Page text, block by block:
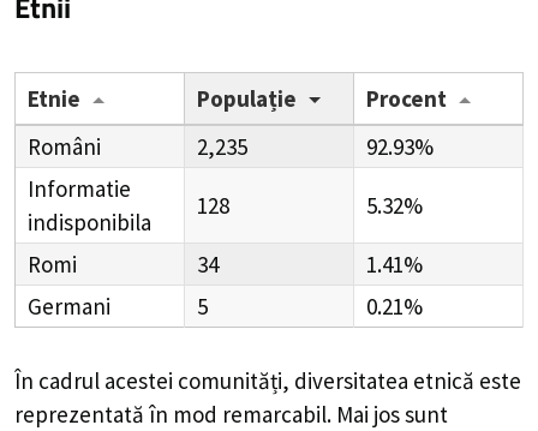
Etnie Populație
Procent
Români
2,235
92.93%
Informatie
indisponibila
128 5.32%
Romi 34
1.41%
Germani
5 0.21%
În cadrul acestei comunități, diversitatea etnică este
reprezentată în mod remarcabil. Mai jos sunt